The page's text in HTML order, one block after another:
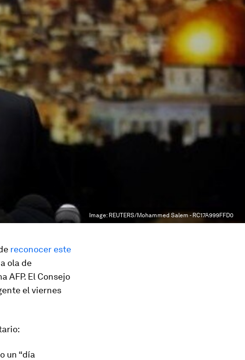
Image: REUTERS/Mohammed Salem - RC17A999FFD0
reconocer este
ola de
AFP. El Consejo
el viernes
un “día